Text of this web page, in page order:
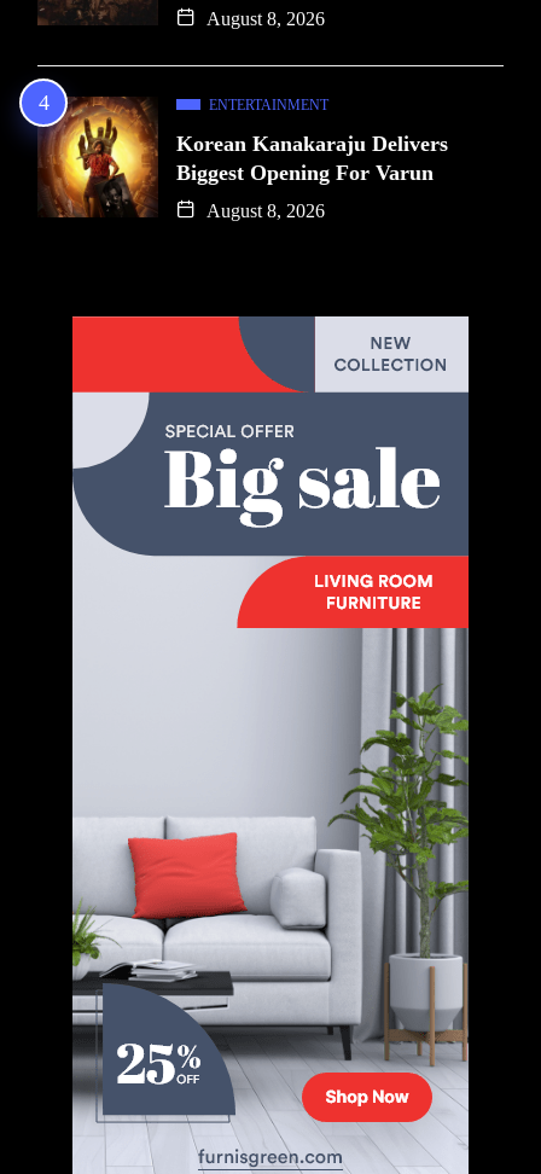
August 8, 2026
ENTERTAINMENT
Korean Kanakaraju Delivers
Biggest Opening For Varun
August 8, 2026